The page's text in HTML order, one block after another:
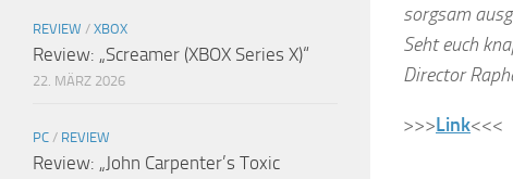
sorgsam
Seht euch
Director
>>>Link<<<
REVIEW / XBOX
Review: „Screamer (XBOX Series X)“
22. MÄRZ 2026
PC / REVIEW
Review: „John Carpenter’s Toxic